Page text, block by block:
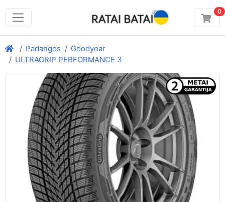
0
Padangos
Goodyear
ULTRAGRIP PERFORMANCE 3